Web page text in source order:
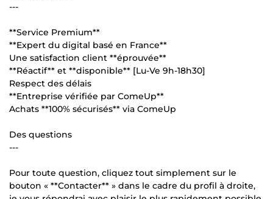
---
**Service Premium**
**Expert du digital basé en France**
Une satisfaction client **éprouvée**
**Réactif** et **disponible** [Lu-Ve 9h-18h30]
Respect des délais
**Entreprise vérifiée par ComeUp**
Achats **100% sécurisés** via ComeUp
Des questions
---
Pour toute question, cliquez tout simplement sur le
bouton « **Contacter** » dans le cadre du profil à droite,